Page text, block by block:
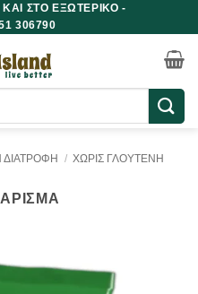
ΣΤΟ ΕΞΩΤΕΡΙΚΟ -
306790
ΔΙΑΤΡΟΦΗ / ΧΩΡΙΣ ΓΛΟΥΤΕΝΗ